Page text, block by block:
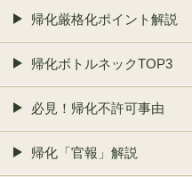
帰化厳格化ポイント解説
帰化ボトルネックTOP3
必見！帰化不許可事由
帰化「官報」解説